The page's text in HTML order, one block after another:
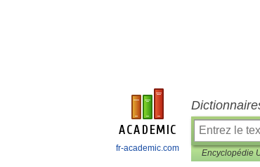
fr-academic.com